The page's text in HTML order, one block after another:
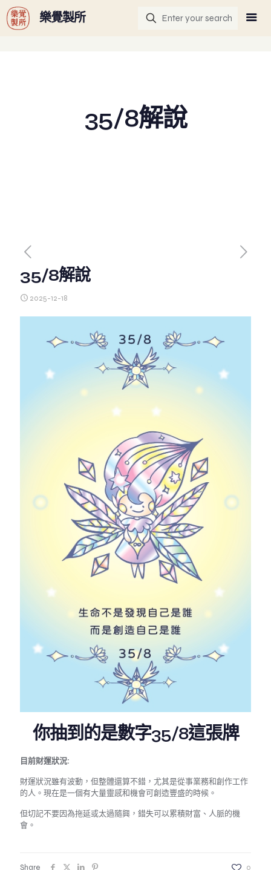
G-GHF9TLS5W3
樂覺製所
35/8解說
35/8解說
2025-12-18
你抽到的是數字35/8這張牌
目前財運狀況:
財運狀況雖有波動，但整體還算不錯，尤其是從事業務和創作工作
的人。現在是一個有大量靈感和機會可創造豐盛的時候。
但切記不要因為拖延或太過隨興，錯失可以累積財富、人脈的機
會。
Share 0